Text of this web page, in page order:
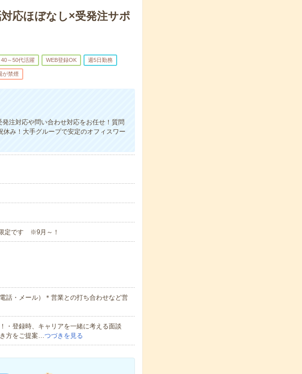
応ほぼなし×受発注サポ
40～50代活躍 WEB登録OK 週5日勤務
が禁煙
注対応や問い合わせ対応をお任せ！質問
み！大手グループで安定のオフィスワー
定です ※9月～！
話・メール）＊営業との打ち合わせなど営
・登録時、キャリアを一緒に考える面談
き方をご提案…つづきを見る